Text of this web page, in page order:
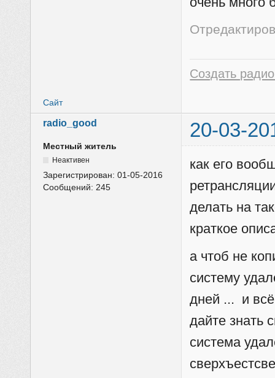
Создать
Сайт
radio_good 20-03-
Местный житель
Неактивен
Зарегистрирован:01-05-2016
Сообщений:245
как его
делать на
краткое
а чтоб не
систему
дней ... и
дайте знать
система